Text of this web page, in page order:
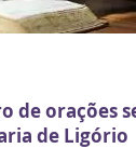
de orações
de Ligório